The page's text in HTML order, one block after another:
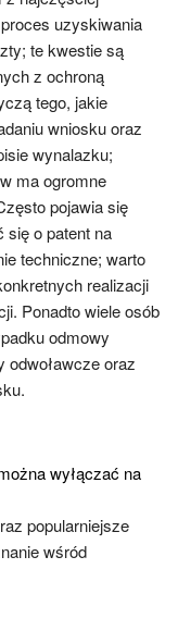
uzyskiwania
te kwestie są
z ochroną
tego, jakie
wniosku oraz
wynalazku;
ma ogromne
pojawia się
się o patent na
techniczne; warto
realizacji
Ponadto wiele osób
odmowy
odwoławcze oraz
wyłączać na
popularniejsze
wśród